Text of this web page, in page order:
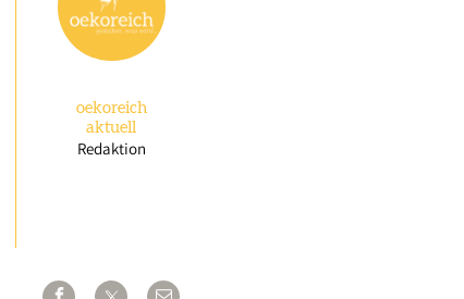
oekoreich
aktuell
Redaktion